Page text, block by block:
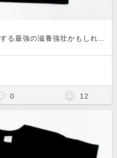
誰も見ていなくてもいい事をする最強の滋養強壮かもしれない
0 12